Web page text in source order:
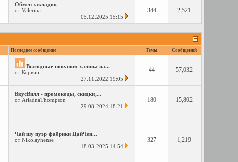
Обмен закладок
от Valerina
05.12.2025 15:15
344 2,521
Последнее сообщение Темы Сообщений
Выгодные покупки: халява на...
от Корвин
27.11.2022 19:05
44 57,032
ВкусВилл - промокоды, скидки,...
от AriadnaThompson
29.08.2024 18:21
180 15,802
Чай шу пуэр фабрики ЦайЧен...
от Nikolayhense
18.03.2025 14:54
327 1,219